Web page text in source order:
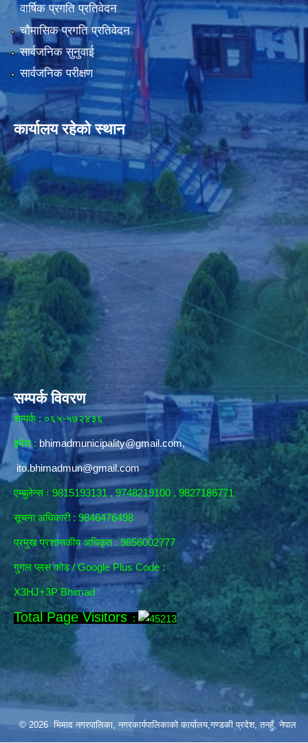
वार्षिक प्रगति प्रतिवेदन
चौमासिक प्रगति प्रतिवेदन
सार्वजनिक सुनुवाई
सार्वजनिक परीक्षण
कार्यालय रहेको स्थान
सम्पर्क विवरण
सम्पर्क : ०६५-५७२४३६
इमेल : bhimadmunicipality@gmail.com,
ito.bhimadmun@gmail.com
एम्बुलेन्स ः 9815193131 , 9748219100 , 9827186771
सूचना अधिकारी : 9846476498
प्रमुख प्रशासकीय अधिकृत : 9856002777
गुगल प्लस कोड / Google Plus Code :
X3HJ+3P Bhimad
Total Page Visitors :
© 2026 भिमाद नगरपालिका, नगरकार्यपालिकाको कार्यालय,गण्डकी प्रदेश, तनहुँ, नेपाल